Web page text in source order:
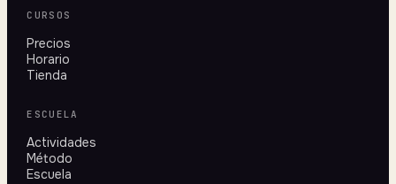
CURSOS
Precios
Horario
Tienda
ESCUELA
Actividades
Método
Escuela